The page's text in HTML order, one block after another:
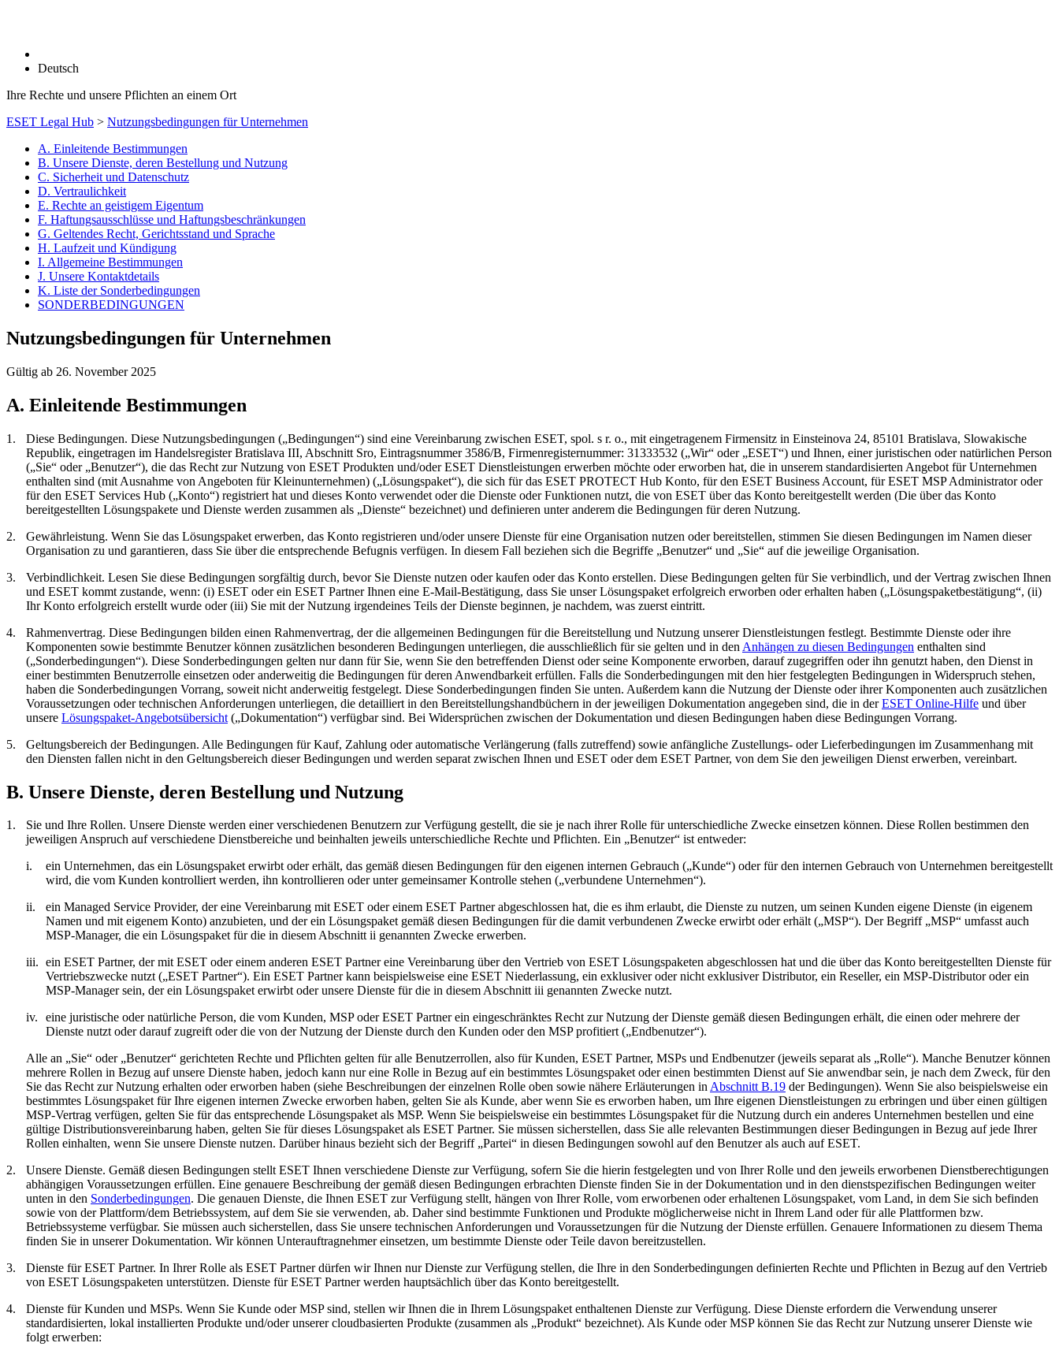
Deutsch
Ihre Rechte und unsere Pflichten an einem Ort
ESET Legal Hub > Nutzungsbedingungen für Unternehmen
A. Einleitende Bestimmungen
B. Unsere Dienste, deren Bestellung und Nutzung
C. Sicherheit und Datenschutz
D. Vertraulichkeit
E. Rechte an geistigem Eigentum
F. Haftungsausschlüsse und Haftungsbeschränkungen
G. Geltendes Recht, Gerichtsstand und Sprache
H. Laufzeit und Kündigung
I. Allgemeine Bestimmungen
J. Unsere Kontaktdetails
K. Liste der Sonderbedingungen
SONDERBEDINGUNGEN
Nutzungsbedingungen für Unternehmen
Gültig ab 26. November 2025
A. Einleitende Bestimmungen
1. Diese Bedingungen. Diese Nutzungsbedingungen („Bedingungen“) sind eine Vereinbarung zwischen ESET, spol. s r. o., mit eingetragenem Firmensitz in Einsteinova 24, 85101 Bratislava, Slowakische
Republik, eingetragen im Handelsregister Bratislava III, Abschnitt Sro, Eintragsnummer 3586/B, Firmenregisternummer: 31333532 („Wir“ oder „ESET“) und Ihnen, einer juristischen oder natürlichen Person
(„Sie“ oder „Benutzer“), die das Recht zur Nutzung von ESET Produkten und/oder ESET Dienstleistungen erwerben möchte oder erworben hat, die in unserem standardisierten Angebot für Unternehmen
enthalten sind (mit Ausnahme von Angeboten für Kleinunternehmen) („Lösungspaket“), die sich für das ESET PROTECT Hub Konto, für den ESET Business Account, für ESET MSP Administrator oder
für den ESET Services Hub („Konto“) registriert hat und dieses Konto verwendet oder die Dienste oder Funktionen nutzt, die von ESET über das Konto bereitgestellt werden (Die über das Konto
bereitgestellten Lösungspakete und Dienste werden zusammen als „Dienste“ bezeichnet) und definieren unter anderem die Bedingungen für deren Nutzung.
2.
Gewährleistung. Wenn Sie das Lösungspaket erwerben, das Konto registrieren und/oder unsere Dienste für eine Organisation nutzen oder bereitstellen, stimmen Sie diesen Bedingungen im Namen dieser
Organisation zu und garantieren, dass Sie über die entsprechende Befugnis verfügen. In diesem Fall beziehen sich die Begriffe „Benutzer“ und „Sie“ auf die jeweilige Organisation.
3.
Verbindlichkeit. Lesen Sie diese Bedingungen sorgfältig durch, bevor Sie Dienste nutzen oder kaufen oder das Konto erstellen. Diese Bedingungen gelten für Sie verbindlich, und der Vertrag zwischen Ihnen
und ESET kommt zustande, wenn: (i) ESET oder ein ESET Partner Ihnen eine E-Mail-Bestätigung, dass Sie unser Lösungspaket erfolgreich erworben oder erhalten haben („Lösungspaketbestätigung“, (ii)
Ihr Konto erfolgreich erstellt wurde oder (iii) Sie mit der Nutzung irgendeines Teils der Dienste beginnen, je nachdem, was zuerst eintritt.
4.
Rahmenvertrag. Diese Bedingungen bilden einen Rahmenvertrag, der die allgemeinen Bedingungen für die Bereitstellung und Nutzung unserer Dienstleistungen festlegt. Bestimmte Dienste oder ihre
Komponenten sowie bestimmte Benutzer können zusätzlichen besonderen Bedingungen unterliegen, die ausschließlich für sie gelten und in den Anhängen zu diesen Bedingungen enthalten sind
(„Sonderbedingungen“). Diese Sonderbedingungen gelten nur dann für Sie, wenn Sie den betreffenden Dienst oder seine Komponente erworben, darauf zugegriffen oder ihn genutzt haben, den Dienst in
einer bestimmten Benutzerrolle einsetzen oder anderweitig die Bedingungen für deren Anwendbarkeit erfüllen. Falls die Sonderbedingungen mit den hier festgelegten Bedingungen in Widerspruch stehen,
haben die Sonderbedingungen Vorrang, soweit nicht anderweitig festgelegt. Diese Sonderbedingungen finden Sie unten. Außerdem kann die Nutzung der Dienste oder ihrer Komponenten auch zusätzlichen
Voraussetzungen oder technischen Anforderungen unterliegen, die detailliert in den Bereitstellungshandbüchern in der jeweiligen Dokumentation angegeben sind, die in derESET Online-Hilfe und über
unsere Lösungspaket-Angebotsübersicht („Dokumentation“) verfügbar sind. Bei Widersprüchen zwischen der Dokumentation und diesen Bedingungen haben diese Bedingungen Vorrang.
5.
Geltungsbereich der Bedingungen. Alle Bedingungen für Kauf, Zahlung oder automatische Verlängerung (falls zutreffend) sowie anfängliche Zustellungs- oder Lieferbedingungen im Zusammenhang mit
den Diensten fallen nicht in den Geltungsbereich dieser Bedingungen und werden separat zwischen Ihnen und ESET oder dem ESET Partner, von dem Sie den jeweiligen Dienst erwerben, vereinbart.
B. Unsere Dienste, deren Bestellung und Nutzung
1. Sie und Ihre Rollen. Unsere Dienste werden einer verschiedenen Benutzern zur Verfügung gestellt, die sie je nach ihrer Rolle für unterschiedliche Zwecke einsetzen können. Diese Rollen bestimmen den
jeweiligen Anspruch auf verschiedene Dienstbereiche und beinhalten jeweils unterschiedliche Rechte und Pflichten. Ein „Benutzer“ ist entweder:
i.
ein Unternehmen, das ein Lösungspaket erwirbt oder erhält, das gemäß diesen Bedingungen für den eigenen internen Gebrauch („Kunde“) oder für den internen Gebrauch von Unternehmen bereitgestellt
wird, die vom Kunden kontrolliert werden, ihn kontrollieren oder unter gemeinsamer Kontrolle stehen („verbundene Unternehmen“).
ii.
ein Managed Service Provider, der eine Vereinbarung mit ESET oder einem ESET Partner abgeschlossen hat, die es ihm erlaubt, die Dienste zu nutzen, um seinen Kunden eigene Dienste (in eigenem
Namen und mit eigenem Konto) anzubieten, und der ein Lösungspaket gemäß diesen Bedingungen für die damit verbundenen Zwecke erwirbt oder erhält („MSP“). Der Begriff „MSP“ umfasst auch
MSP-Manager, die ein Lösungspaket für die in diesem Abschnitt ii genannten Zwecke erwerben.
iii. ein ESET Partner, der mit ESET oder einem anderen ESET Partner eine Vereinbarung über den Vertrieb von ESET Lösungspaketen abgeschlossen hat und die über das Konto bereitgestellten Dienste für
Vertriebszwecke nutzt („ESET Partner“). Ein ESET Partner kann beispielsweise eine ESET Niederlassung, ein exklusiver oder nicht exklusiver Distributor, ein Reseller, ein MSP-Distributor oder ein
MSP-Manager sein, der ein Lösungspaket erwirbt oder unsere Dienste für die in diesem Abschnitt iii genannten Zwecke nutzt.
iv.
eine juristische oder natürliche Person, die vom Kunden, MSP oder ESET Partner ein eingeschränktes Recht zur Nutzung der Dienste gemäß diesen Bedingungen erhält, die einen oder mehrere der
Dienste nutzt oder darauf zugreift oder die von der Nutzung der Dienste durch den Kunden oder den MSP profitiert („Endbenutzer“).
Alle an „Sie“ oder „Benutzer“ gerichteten Rechte und Pflichten gelten für alle Benutzerrollen, also für Kunden, ESET Partner, MSPs und Endbenutzer (jeweils separat als „Rolle“). Manche Benutzer können
mehrere Rollen in Bezug auf unsere Dienste haben, jedoch kann nur eine Rolle in Bezug auf ein bestimmtes Lösungspaket oder einen bestimmten Dienst auf Sie anwendbar sein, je nach dem Zweck, für den
Sie das Recht zur Nutzung erhalten oder erworben haben (siehe Beschreibungen der einzelnen Rolle oben sowie nähere Erläuterungen inAbschnitt B.19 der Bedingungen). Wenn Sie also beispielsweise ein
bestimmtes Lösungspaket für Ihre eigenen internen Zwecke erworben haben, gelten Sie als Kunde, aber wenn Sie es erworben haben, um Ihre eigenen Dienstleistungen zu erbringen und über einen gültigen
MSP-Vertrag verfügen, gelten Sie für das entsprechende Lösungspaket als MSP. Wenn Sie beispielsweise ein bestimmtes Lösungspaket für die Nutzung durch ein anderes Unternehmen bestellen und eine
gültige Distributionsvereinbarung haben, gelten Sie für dieses Lösungspaket als ESET Partner. Sie müssen sicherstellen, dass Sie alle relevanten Bestimmungen dieser Bedingungen in Bezug auf jede Ihrer
Rollen einhalten, wenn Sie unsere Dienste nutzen. Darüber hinaus bezieht sich der Begriff „Partei“ in diesen Bedingungen sowohl auf den Benutzer als auch auf ESET.
2.
Unsere Dienste. Gemäß diesen Bedingungen stellt ESET Ihnen verschiedene Dienste zur Verfügung, sofern Sie die hierin festgelegten und von Ihrer Rolle und den jeweils erworbenen Dienstberechtigungen
abhängigen Voraussetzungen erfüllen. Eine genauere Beschreibung der gemäß diesen Bedingungen erbrachten Dienste finden Sie in der Dokumentation und in den dienstspezifischen Bedingungen weiter
unten in den Sonderbedingungen. Die genauen Dienste, die Ihnen ESET zur Verfügung stellt, hängen von Ihrer Rolle, vom erworbenen oder erhaltenen Lösungspaket, vom Land, in dem Sie sich befinden
sowie von der Plattform/dem Betriebssystem, auf dem Sie sie verwenden, ab. Daher sind bestimmte Funktionen und Produkte möglicherweise nicht in Ihrem Land oder für alle Plattformen bzw.
Betriebssysteme verfügbar. Sie müssen auch sicherstellen, dass Sie unsere technischen Anforderungen und Voraussetzungen für die Nutzung der Dienste erfüllen. Genauere Informationen zu diesem Thema
finden Sie in unserer Dokumentation. Wir können Unterauftragnehmer einsetzen, um bestimmte Dienste oder Teile davon bereitzustellen.
3.
Dienste für ESET Partner. In Ihrer Rolle als ESET Partner dürfen wir Ihnen nur Dienste zur Verfügung stellen, die Ihre in den Sonderbedingungen definierten Rechte und Pflichten in Bezug auf den Vertrieb
von ESET Lösungspaketen unterstützen. Dienste für ESET Partner werden hauptsächlich über das Konto bereitgestellt.
4.
Dienste für Kunden und MSPs. Wenn Sie Kunde oder MSP sind, stellen wir Ihnen die in Ihrem Lösungspaket enthaltenen Dienste zur Verfügung. Diese Dienste erfordern die Verwendung unserer
standardisierten, lokal installierten Produkte und/oder unserer cloudbasierten Produkte (zusammen als „Produkt“ bezeichnet). Als Kunde oder MSP können Sie das Recht zur Nutzung unserer Dienste wie
folgt erwerben: